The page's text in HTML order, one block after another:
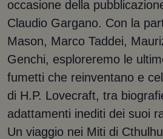
occasione della
Claudio Gargano. Con la
Mason, Marco Taddei,
Genchi, esploreremo le
fumetti che reinventano e
di H.P. Lovecraft, tra
adattamenti inediti dei suoi
Un viaggio nei Miti di